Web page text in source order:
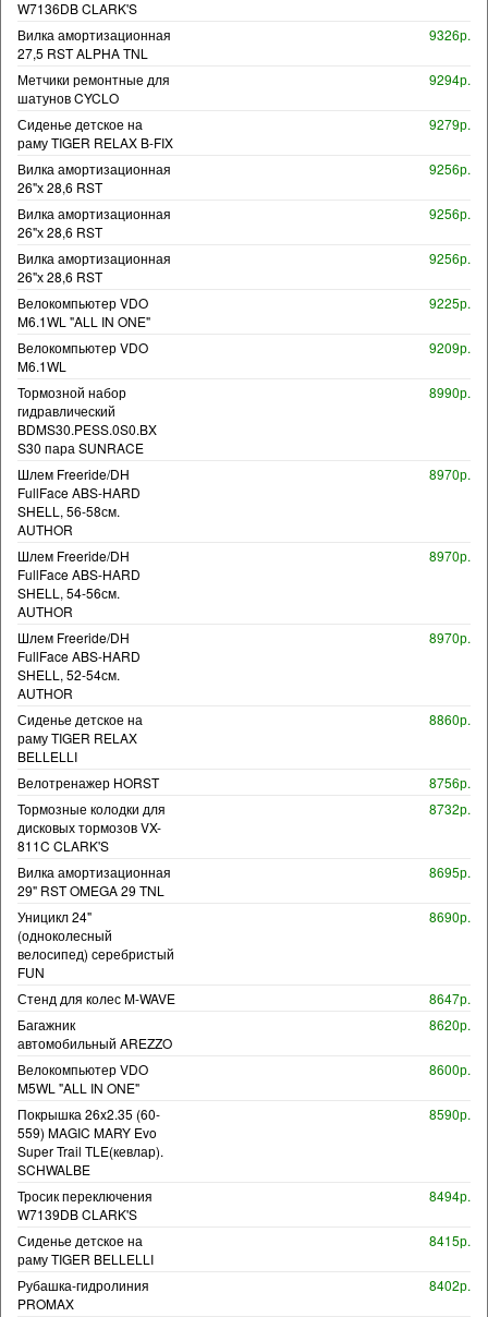
W7136DB CLARK'S
Вилка амортизационная
27,5 RST ALPHA TNL
9326р.
Метчики ремонтные для
шатунов CYCLO
9294р.
Сиденье детское на
раму TIGER RELAX B-FIX
9279р.
Вилка амортизационная
26"х 28,6 RST
9256р.
Вилка амортизационная
26"х 28,6 RST
9256р.
Вилка амортизационная
26"х 28,6 RST
9256р.
Велокомпьютер VDO
M6.1WL "ALL IN ONE"
9225р.
Велокомпьютер VDO
M6.1WL
9209р.
Тормозной набор
гидравлический
BDMS30.PESS.0S0.BX
S30 пара SUNRACE
8990р.
Шлем Freeride/DH
FullFace ABS-HARD
SHELL, 56-58см.
AUTHOR
8970р.
Шлем Freeride/DH
FullFace ABS-HARD
SHELL, 54-56см.
AUTHOR
8970р.
Шлем Freeride/DH
FullFace ABS-HARD
SHELL, 52-54см.
AUTHOR
8970р.
Сиденье детское на
раму TIGER RELAX
BELLELLI
8860р.
Велотренажер HORST
8756р.
Тормозные колодки для
дисковых тормозов VX-
811C CLARK'S
8732р.
Вилка амортизационная
29" RST OMEGA 29 TNL
8695р.
Уницикл 24"
(одноколесный
велосипед) серебристый
FUN
8690р.
Стенд для колес M-WAVE
8647р.
Багажник
автомобильный AREZZO
8620р.
Велокомпьютер VDO
M5WL "ALL IN ONE"
8600р.
Покрышка 26x2.35 (60-
559) MAGIC MARY Evo
Super Trail TLE(кевлар).
SCHWALBE
8590р.
Тросик переключения
W7139DB CLARK'S
8494р.
Сиденье детское на
раму TIGER BELLELLI
8415р.
Рубашка-гидролиния
PROMAX
8402р.